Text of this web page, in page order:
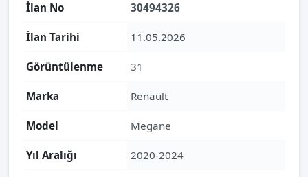
İlan No 30494326
İlan Tarihi 11.05.2026
Görüntülenme 31
Marka Renault
Model Megane
Yıl Aralığı 2020-2024